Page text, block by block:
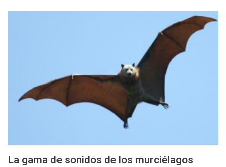
La gama de sonidos de los murciélagos